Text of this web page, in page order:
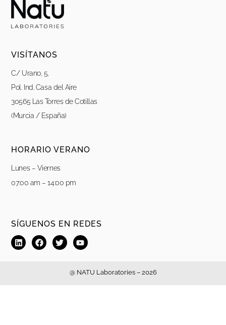
VISÍTANOS
C/ Urano, 5,
Pol. Ind. Casa del Aire
30565 Las Torres de Cotillas
(Murcia / España)
HORARIO VERANO
Lunes – Viernes
07:00 am – 14:00 pm
SÍGUENOS EN REDES
@ NATU Laboratories – 2026